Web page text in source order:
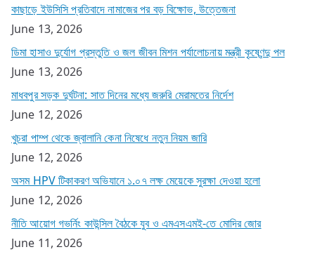
কাছাড়ে ইউসিসি প্রতিবাদে নামাজের পর বড় বিক্ষোভ, উত্তেজনা
June 13, 2026
ডিমা হাসাও দুর্যোগ প্রস্তুতি ও জল জীবন মিশন পর্যালোচনায় মন্ত্রী কৃষ্ণেন্দু পল
June 13, 2026
মাধবপুর সড়ক দুর্ঘটনা: সাত দিনের মধ্যে জরুরি মেরামতের নির্দেশ
June 12, 2026
খুচরা পাম্প থেকে জ্বালানি কেনা নিষেধে নতুন নিয়ম জারি
June 12, 2026
অসম HPV টিকাকরণ অভিযানে ১.০৭ লক্ষ মেয়েকে সুরক্ষা দেওয়া হলো
June 12, 2026
নীতি আয়োগ গভর্নিং কাউন্সিল বৈঠকে যুব ও এমএসএমই-তে মোদির জোর
June 11, 2026